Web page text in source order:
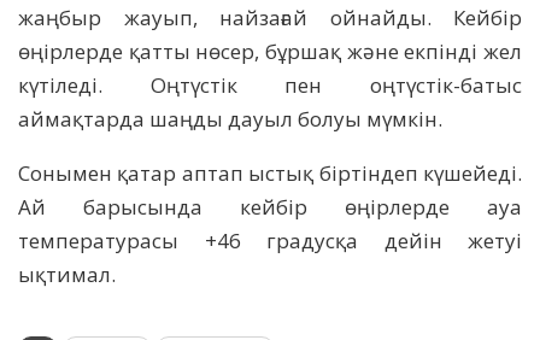
жаңбыр жауып, найзағай ойнайды. Кейбір
өңірлерде қатты нөсер, бұршақ және екпінді жел
күтіледі. Оңтүстік пен оңтүстік-батыс
аймақтарда шаңды дауыл болуы мүмкін.
Сонымен қатар аптап ыстық біртіндеп күшейеді.
Ай барысында кейбір өңірлерде ауа
температурасы +46 градусқа дейін жетуі
ықтимал.